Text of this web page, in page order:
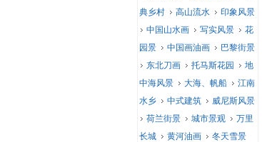
典乡村
高山流水
印象风景
中国山水画
写实风景
花
园景
中国画油画
巴黎街景
东北刀画
托马斯花园
地
中海风景
大海、帆船
江南
水乡
中式建筑
威尼斯风景
荷兰街景
城市景观
万里
长城
黄河油画
冬天雪景